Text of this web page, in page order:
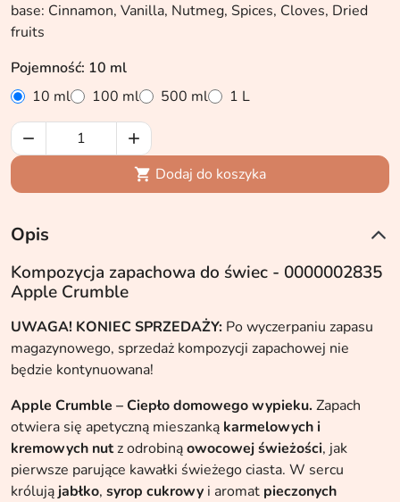
base: Cinnamon, Vanilla, Nutmeg, Spices, Cloves, Dried
fruits
Pojemność: 10 ml
10 ml
100 ml 500 ml 1 L


 Dodaj do koszyka
Opis
Kompozycja zapachowa do świec - 0000002835
Apple Crumble
UWAGA! KONIEC SPRZEDAŻY: Po wyczerpaniu zapasu
magazynowego, sprzedaż kompozycji zapachowej nie
będzie kontynuowana!
Apple Crumble – Ciepło domowego wypieku. Zapach
otwiera się apetyczną mieszanką karmelowych i
kremowych nutz odrobinąowocowej świeżości, jak
pierwsze parujące kawałki świeżego ciasta. W sercu
królują jabłko, syrop cukrowy i aromat pieczonych